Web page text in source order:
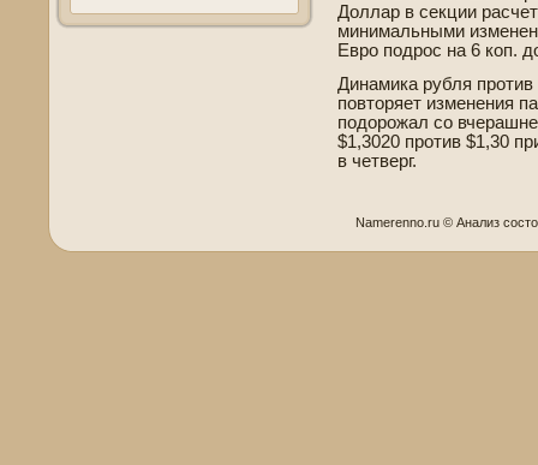
Доллар в секции
минимальными
Евро подрос на 6 коп.
Динамика рубля
повторяет изменения
подорожал со
$1,3020 против $1,30
в четве­рг.
Namerenno.ru © Анализ